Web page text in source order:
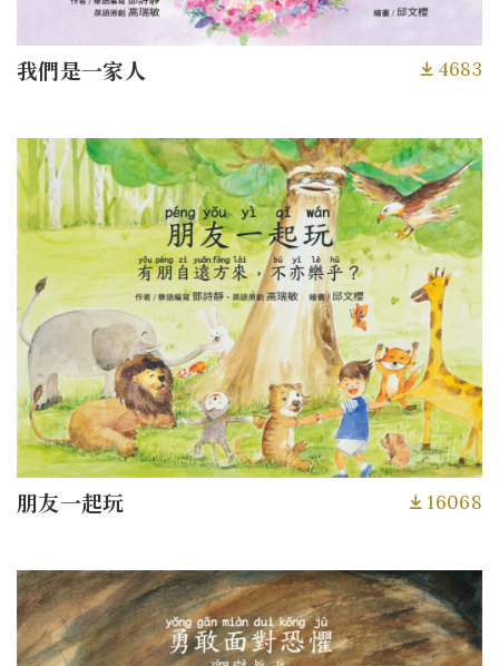
我們是一家人 4683
朋友一起玩 16068